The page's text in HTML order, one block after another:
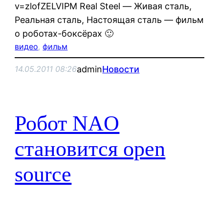
v=zlofZELVIPM Real Steel — Живая сталь,
Реальная сталь, Настоящая сталь — фильм
о роботах-боксёрах 🙂
видео, фильм
14.05.2011 08:26adminНовости
Робот NAO
становится open
source